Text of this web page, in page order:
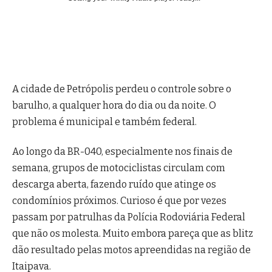
A cidade de Petrópolis perdeu o controle sobre o
barulho, a qualquer hora do dia ou da noite. O
problema é municipal e também federal.
Ao longo da BR-040, especialmente nos finais de
semana, grupos de motociclistas circulam com
descarga aberta, fazendo ruído que atinge os
condomínios próximos. Curioso é que por vezes
passam por patrulhas da Polícia Rodoviária Federal
que não os molesta. Muito embora pareça que as blitz
dão resultado pelas motos apreendidas na região de
Itaipava.